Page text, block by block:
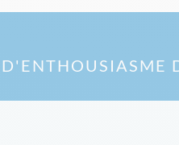
D'ENTHOUSIASME